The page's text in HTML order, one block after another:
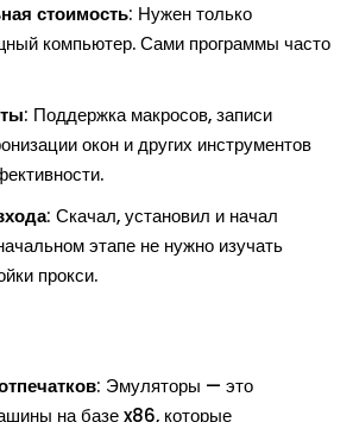
стоимость: Нужен только
компьютер. Сами программы часто
: Поддержка макросов, записи
окон и других инструментов
: Скачал, установил и начал
этапе не нужно изучать
прокси.
: Эмуляторы — это
на базе x86, которые